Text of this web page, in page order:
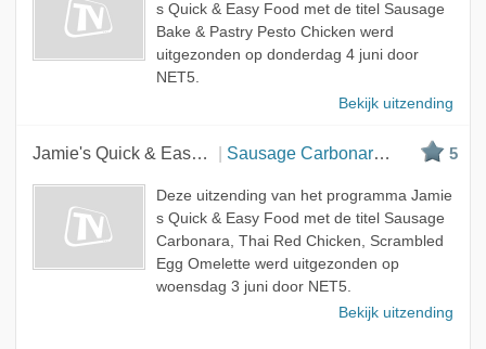
s Quick & Easy Food met de titel Sausage
Bake & Pastry Pesto Chicken werd
uitgezonden op donderdag 4 juni door
NET5.
Bekijk uitzending
Jamie's Quick & Easy Food Sausage Carbonara, Thai Red Chicken, Scrambled Eg... 5
Deze uitzending van het programma Jamie
s Quick & Easy Food met de titel Sausage
Carbonara, Thai Red Chicken, Scrambled
Egg Omelette werd uitgezonden op
woensdag 3 juni door NET5.
Bekijk uitzending